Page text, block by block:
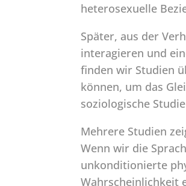
heterosexuelle
Später, aus der
interagieren und
finden wir Studien
können, um das
soziologische
Mehrere Studien
Wenn wir die
unkonditionierte
Wahrscheinlichkeit